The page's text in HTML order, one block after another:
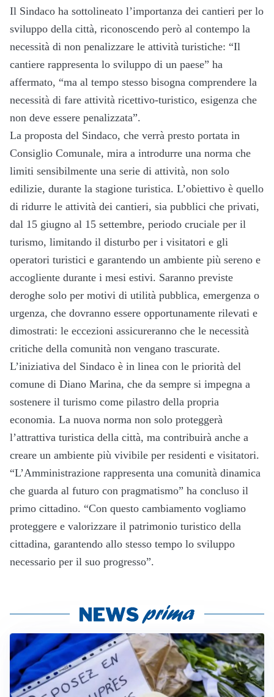
Il Sindaco ha sottolineato l’importanza dei cantieri per lo
sviluppo della città, riconoscendo però al contempo la
necessità di non penalizzare le attività turistiche: “Il
cantiere rappresenta lo sviluppo di un paese” ha
affermato, “ma al tempo stesso bisogna comprendere la
necessità di fare attività ricettivo-turistico, esigenza che
non deve essere penalizzata”.
La proposta del Sindaco, che verrà presto portata in
Consiglio Comunale, mira a introdurre una norma che
limiti sensibilmente una serie di attività, non solo
edilizie, durante la stagione turistica. L’obiettivo è quello
di ridurre le attività dei cantieri, sia pubblici che privati,
dal 15 giugno al 15 settembre, periodo cruciale per il
turismo, limitando il disturbo per i visitatori e gli
operatori turistici e garantendo un ambiente più sereno e
accogliente durante i mesi estivi. Saranno previste
deroghe solo per motivi di utilità pubblica, emergenza o
urgenza, che dovranno essere opportunamente rilevati e
dimostrati: le eccezioni assicureranno che le necessità
critiche della comunità non vengano trascurate.
L’iniziativa del Sindaco è in linea con le priorità del
comune di Diano Marina, che da sempre si impegna a
sostenere il turismo come pilastro della propria
economia. La nuova norma non solo proteggerà
l’attrattiva turistica della città, ma contribuirà anche a
creare un ambiente più vivibile per residenti e visitatori.
“L’Amministrazione rappresenta una comunità dinamica
che guarda al futuro con pragmatismo” ha concluso il
primo cittadino. “Con questo cambiamento vogliamo
proteggere e valorizzare il patrimonio turistico della
cittadina, garantendo allo stesso tempo lo sviluppo
necessario per il suo progresso”.